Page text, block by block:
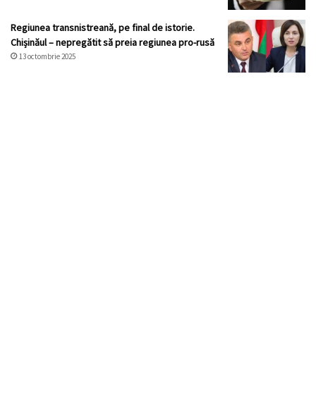
Regiunea transnistreană, pe final de istorie.
Chișinăul – nepregătit să preia regiunea pro-rusă
13 octombrie 2025